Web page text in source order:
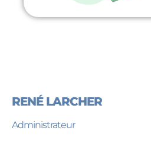
RENÉ LARCHER
Administrateur